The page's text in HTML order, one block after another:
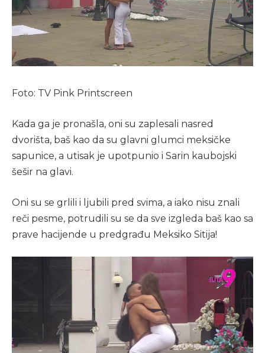
Foto: TV Pink Printscreen
Kada ga je pronašla, oni su zaplesali nasred
dvorišta, baš kao da su glavni glumci meksičke
sapunice, a utisak je upotpunio i Sarin kaubojski
šešir na glavi.
Oni su se grlili i ljubili pred svima, a iako nisu znali
reči pesme, potrudili su se da sve izgleda baš kao sa
prave hacijende u predgrađu Meksiko Sitija!